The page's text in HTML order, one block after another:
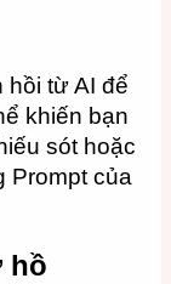
hồi từ AI để
khiến bạn
sót hoặc
Prompt của
hồ